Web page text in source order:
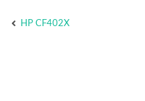
HP CF402X